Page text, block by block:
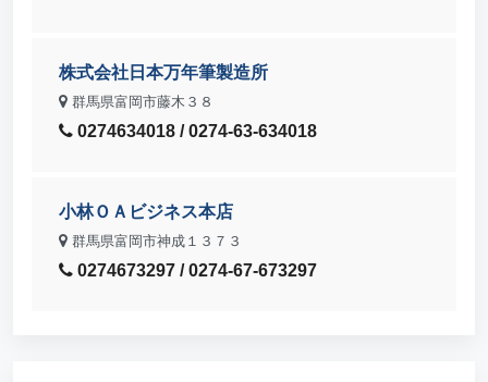
株式会社日本万年筆製造所
群馬県富岡市藤木３８
0274634018 / 0274-63-634018
小林ＯＡビジネス本店
群馬県富岡市神成１３７３
0274673297 / 0274-67-673297